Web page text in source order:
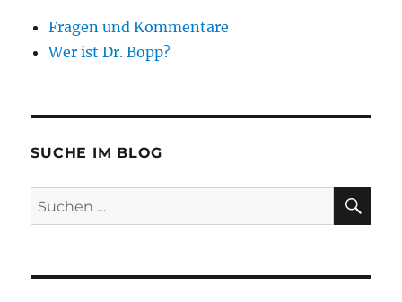
Fragen und Kommentare
Wer ist Dr. Bopp?
SUCHE IM BLOG
Suchen
nach: